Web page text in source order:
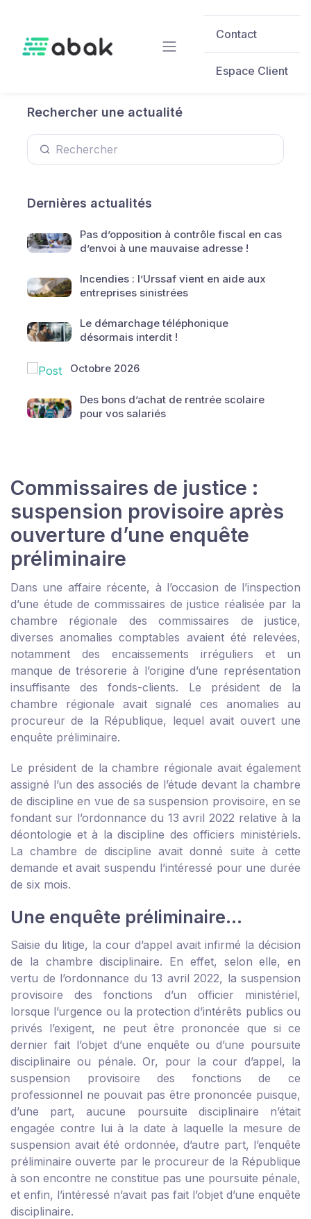
Contact
Espace Client
Rechercher une actualité
Dernières actualités
Pas d’opposition à contrôle fiscal en cas
d’envoi à une mauvaise adresse !
Incendies : l’Urssaf vient en aide aux
entreprises sinistrées
Le démarchage téléphonique
désormais interdit !
Octobre 2026
Des bons d’achat de rentrée scolaire
pour vos salariés
Commissaires de justice :
suspension provisoire après
ouverture d’une enquête
préliminaire
Dans une affaire récente, à l’occasion de l’inspection
d’une étude de commissaires de justice réalisée par la
chambre régionale des commissaires de justice,
diverses anomalies comptables avaient été relevées,
notamment des encaissements irréguliers et un
manque de trésorerie à l’origine d’une représentation
insuffisante des fonds-clients. Le président de la
chambre régionale avait signalé ces anomalies au
procureur de la République, lequel avait ouvert une
enquête préliminaire.
Le président de la chambre régionale avait également
assigné l’un des associés de l’étude devant la chambre
de discipline en vue de sa suspension provisoire, en se
fondant sur l’ordonnance du 13 avril 2022 relative à la
déontologie et à la discipline des officiers ministériels.
La chambre de discipline avait donné suite à cette
demande et avait suspendu l’intéressé pour une durée
de six mois.
Une enquête préliminaire…
Saisie du litige, la cour d’appel avait infirmé la décision
de la chambre disciplinaire. En effet, selon elle, en
vertu de l’ordonnance du 13 avril 2022, la suspension
provisoire des fonctions d’un officier ministériel,
lorsque l’urgence ou la protection d’intérêts publics ou
privés l’exigent, ne peut être prononcée que si ce
dernier fait l’objet d’une enquête ou d’une poursuite
disciplinaire ou pénale. Or, pour la cour d’appel, la
suspension provisoire des fonctions de ce
professionnel ne pouvait pas être prononcée puisque,
d’une part, aucune poursuite disciplinaire n’était
engagée contre lui à la date à laquelle la mesure de
suspension avait été ordonnée, d’autre part, l’enquête
préliminaire ouverte par le procureur de la République
à son encontre ne constitue pas une poursuite pénale,
et enfin, l’intéressé n’avait pas fait l’objet d’une enquête
disciplinaire.